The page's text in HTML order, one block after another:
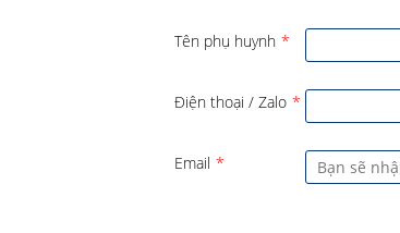
Tên phụ huynh *
Điện thoại / Zalo *
Email *